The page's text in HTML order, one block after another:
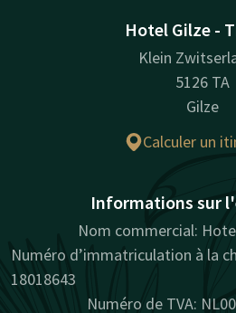
Hotel Gilze -
Klein
5126 TA
Gilze
Calculer un
Informations sur
Nom commercial:
Numéro d’immatriculation à la
18018643
Numéro de TVA: